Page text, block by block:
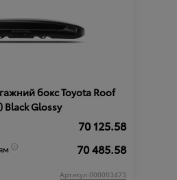
бокс Toyota Roof
Black Glossy
70 125.58
70 485.58
Артикул:000003473